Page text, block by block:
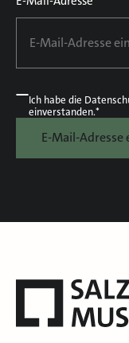
Ich habe die
einverstanden.*
E-Mail-Adresse